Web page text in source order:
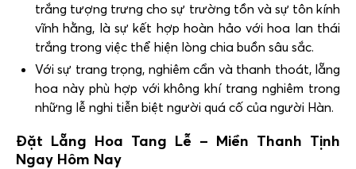
trắng tượng trưng cho sự trường tồn và sự tôn kính
vĩnh hằng, là sự kết hợp hoàn hảo với hoa lan thái
trắng trong việc thể hiện lòng chia buồn sâu sắc.
Với sự trang trọng, nghiêm cẩn và thanh thoát, lẵng
hoa này phù hợp với không khí trang nghiêm trong
những lễ nghi tiễn biệt người quá cố của người Hàn.
Đặt Lẵng Hoa Tang Lễ – Miền Thanh Tịnh
Ngay Hôm Nay